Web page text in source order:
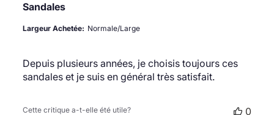
Sandales
Depuis plusieurs années, je choisis toujours ces
sandales et je suis en général très satisfait.
Largeur Achetée: Normale/Large
Cette critique a-t-elle été utile?
0